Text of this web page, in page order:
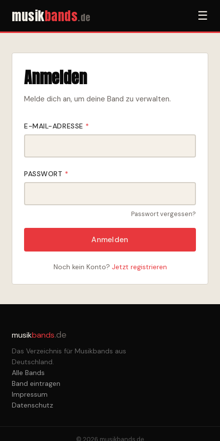
musikbands.de ☰
Anmelden
Melde dich an, um deine Band zu verwalten.
E-MAIL-ADRESSE *
PASSWORT *
Passwort vergessen?
Anmelden
Noch kein Konto? Jetzt registrieren
musikbands.de
Das Verzeichnis für Musikbands aus
Deutschland.
Alle Bands
Band eintragen
Impressum
Datenschutz
© 2026 musikbands.de